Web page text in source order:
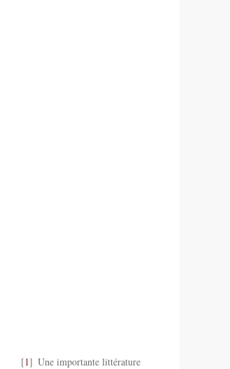
1
Une importante littérature